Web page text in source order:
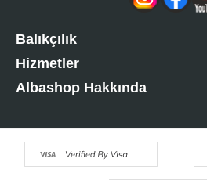
Balıkçılık
Hizmetler
Albashop Hakkında